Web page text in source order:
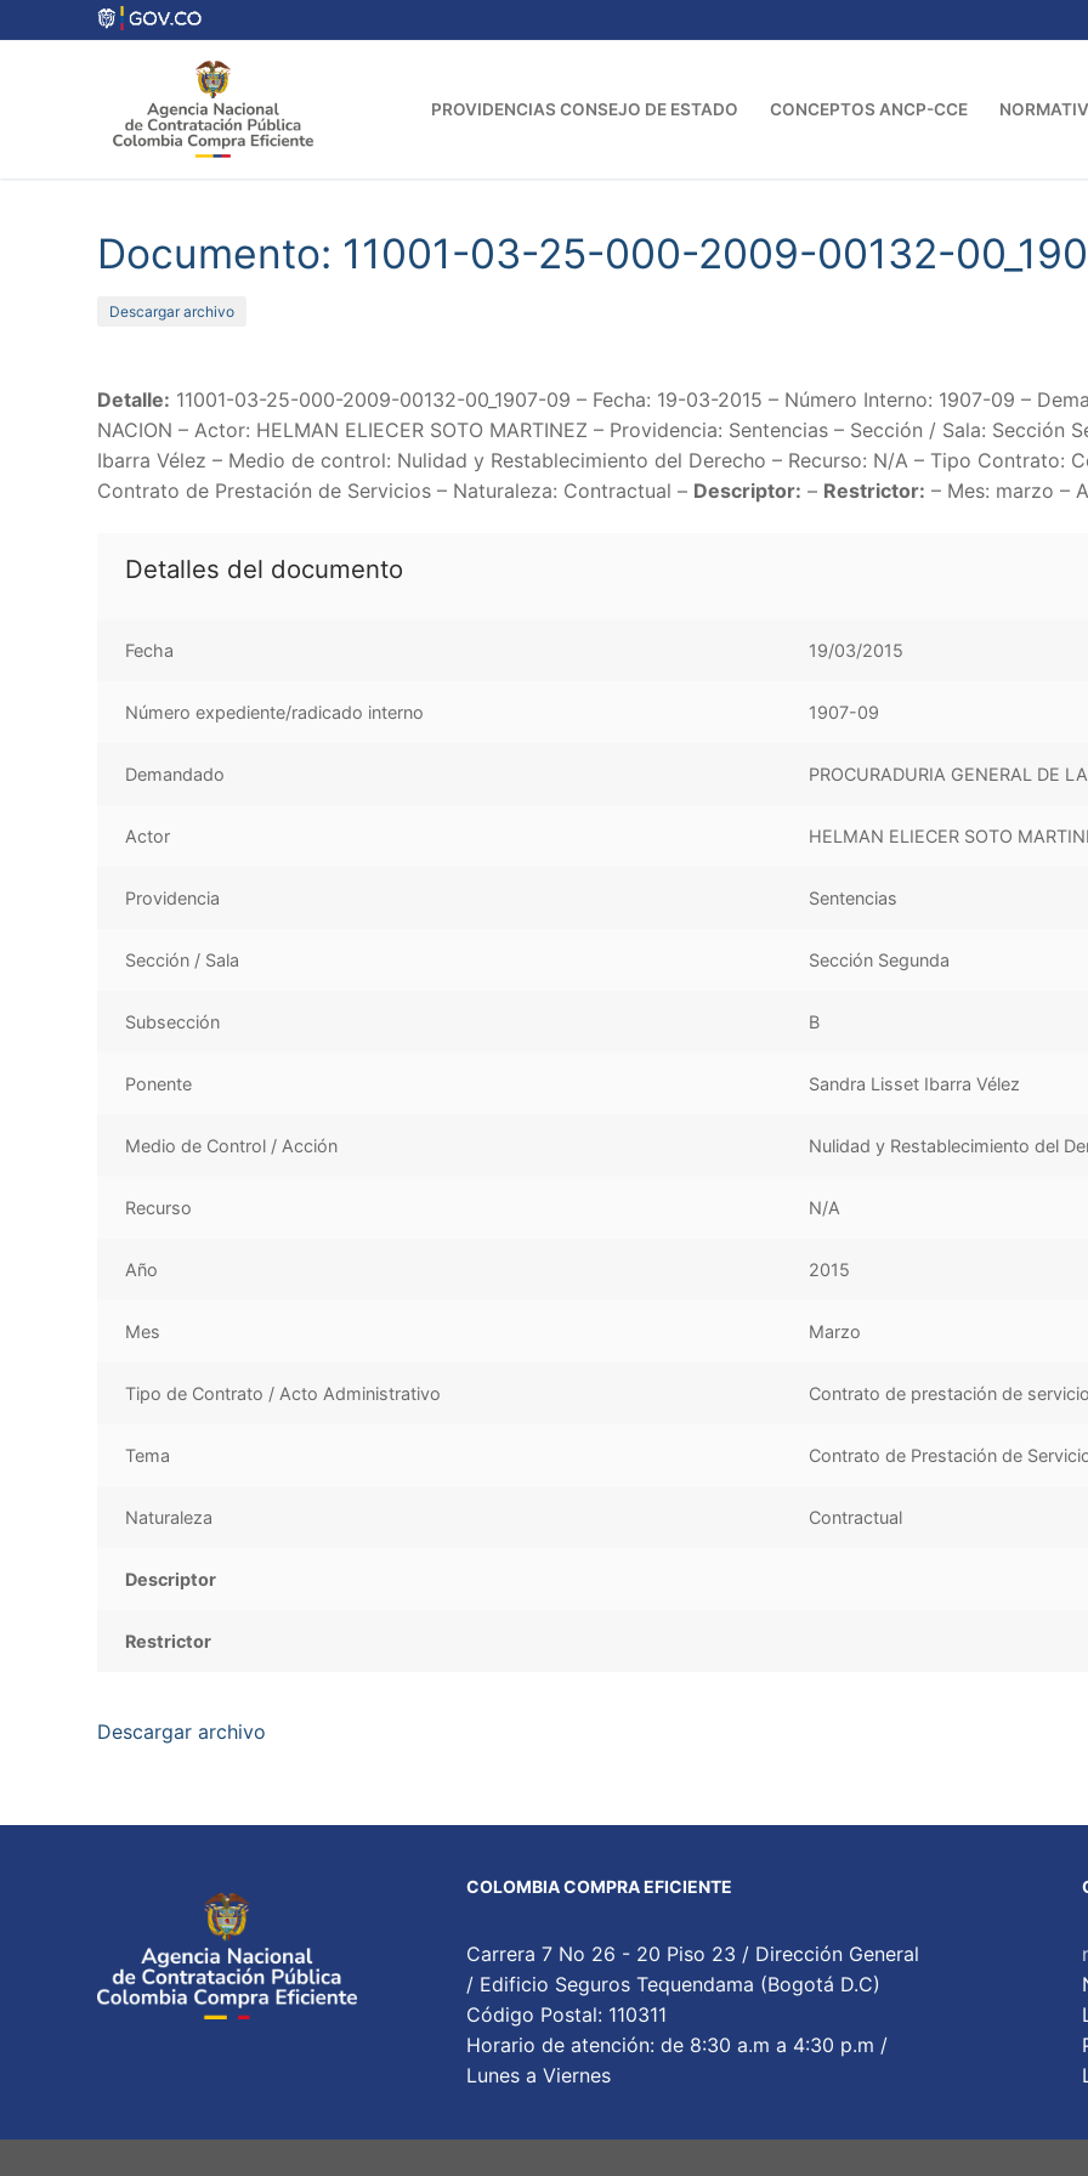
al
PROVIDENCIAS CONSEJO DE ESTADO CONCEPTOS ANCP-CCE
Documento: 11001-03-25-000-2009-00132-
Descargar archivo
Detalle: 11001-03-25-000-2009-00132-00_1907-09 – Fecha: 19-03-2015 – Número Interno: 1907-09 –
NACION – Actor: HELMAN ELIECER SOTO MARTINEZ – Providencia: Sentencias – Sección / Sala: Sección
Ibarra Vélez – Medio de control: Nulidad y Restablecimiento del Derecho – Recurso: N/A – Tipo Contrato:
Contrato de Prestación de Servicios – Naturaleza: Contractual – Descriptor: – Restrictor: – Mes: marzo –
Detalles del documento
Fecha 19/03/2015
Número expediente/radicado interno 1907-09
Demandado PROCURADURIA GENERAL DE
Actor HELMAN ELIECER SOTO
Providencia Sentencias
Sección / Sala Sección Segunda
Subsección B
Ponente Sandra Lisset Ibarra Vélez
Medio de Control / Acción Nulidad y Restablecimiento del
Recurso N/A
Año 2015
Mes Marzo
Tipo de Contrato / Acto Administrativo Contrato de prestación de
Tema Contrato de Prestación de
Naturaleza Contractual
Descriptor
Restrictor
Descargar archivo
COLOMBIA COMPRA EFICIENTE
Carrera 7 No 26 - 20 Piso 23 / Dirección General
/ Edificio Seguros Tequendama (Bogotá D.C)
Código Postal: 110311
Horario de atención: de 8:30 a.m a 4:30 p.m /
Lunes a Viernes